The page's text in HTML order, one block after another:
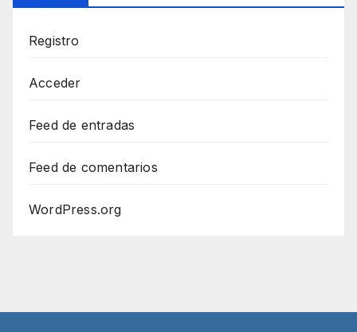
Registro
Acceder
Feed de entradas
Feed de comentarios
WordPress.org